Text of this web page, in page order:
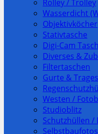
Rolley / Trolley
Wasserdicht
Objektivköcher
Stativtasche
Digi-Cam
Diverses &
Filtertaschen
Gurte &
Westen /
Studioblitz
Schutzhüllen /
Selbstbaufotos